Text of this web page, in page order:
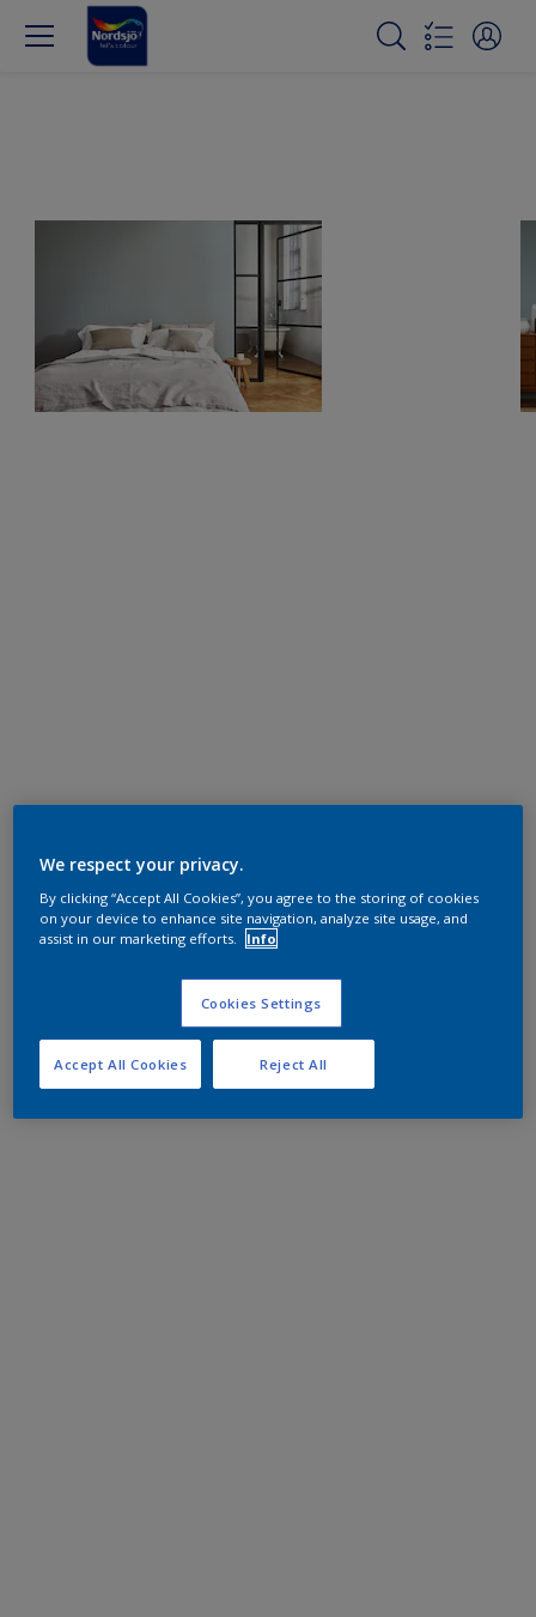
We respect your privacy.
By clicking “Accept All Cookies”, you agree to the storing of cookies
on your device to enhance site navigation, analyze site usage, and
assist in our marketing efforts.
Info
Cookies Settings
Reject All
Accept All Cookies